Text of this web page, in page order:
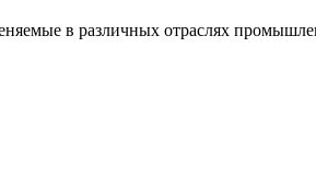
в различных отраслях